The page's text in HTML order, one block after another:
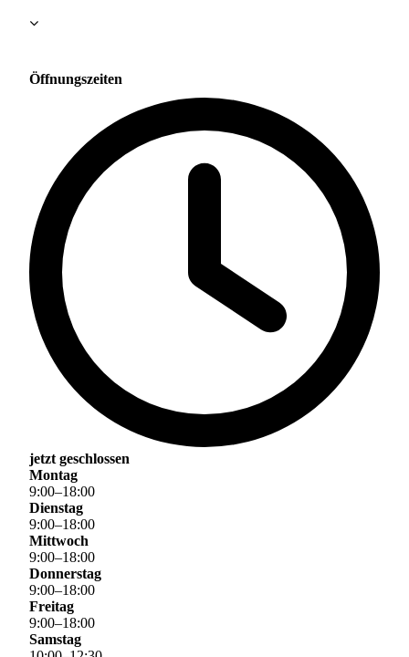
Öffnungszeiten
jetzt geschlossen
Montag
9:00–18:00
Dienstag
9:00–18:00
Mittwoch
9:00–18:00
Donnerstag
9:00–18:00
Freitag
9:00–18:00
Samstag